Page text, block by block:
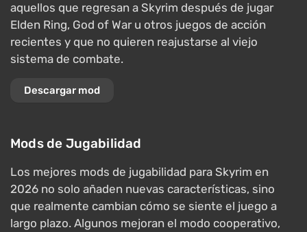
aquellos que regresan a Skyrim después de jugar
Elden Ring, God of War u otros juegos de acción
recientes y que no quieren reajustarse al viejo
sistema de combate.
Descargar mod
Mods de Jugabilidad
Los mejores mods de jugabilidad para Skyrim en
2026 no solo añaden nuevas características, sino
que realmente cambian cómo se siente el juego a
largo plazo. Algunos mejoran el modo cooperativo,